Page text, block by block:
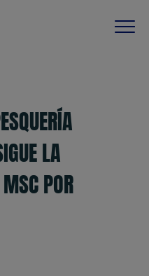
LA
POR